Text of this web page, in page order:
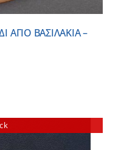
ΑΓΙΟ ΒΑΣΙΛΑΚΙΑ –